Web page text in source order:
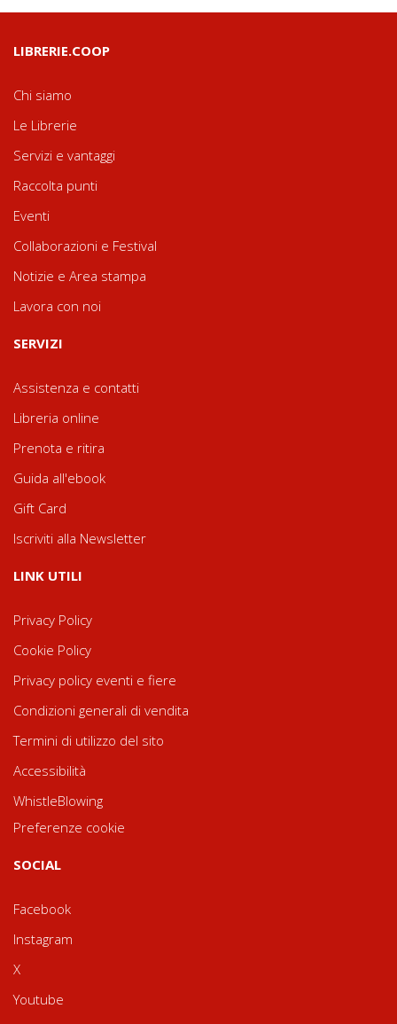
LIBRERIE.COOP
Chi siamo
Le Librerie
Servizi e vantaggi
Raccolta punti
Eventi
Collaborazioni e Festival
Notizie e Area stampa
Lavora con noi
SERVIZI
Assistenza e contatti
Libreria online
Prenota e ritira
Guida all'ebook
Gift Card
Iscriviti alla Newsletter
LINK UTILI
Privacy Policy
Cookie Policy
Privacy policy eventi e fiere
Condizioni generali di vendita
Termini di utilizzo del sito
Accessibilità
WhistleBlowing
Preferenze cookie
SOCIAL
Facebook
Instagram
X
Youtube